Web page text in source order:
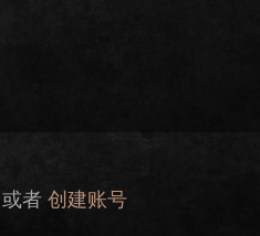
或者创建账号